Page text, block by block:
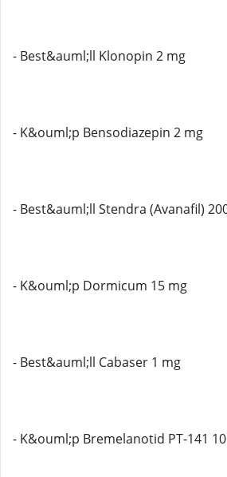
- Best&auml;ll Klonopin 2 mg
- K&ouml;p Bensodiazepin 2 mg
- Best&auml;ll Stendra (Avanafil)
- K&ouml;p Dormicum 15 mg
- Best&auml;ll Cabaser 1 mg
- K&ouml;p Bremelanotid PT-141